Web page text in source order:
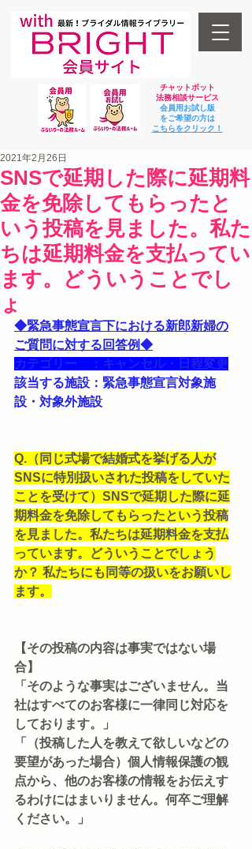
チャットボット
法務相談サービス
会員用お試し版
をご希望の方は
​こちらをクリック！
SNSで延期した際に延期料
金を免除してもらったと
いう投稿を見ました。私た
ちは延期料金を支払ってい
ます。どういうことでし
ょ
2021年2月26日
◆緊急事態宣言下における新郎新婦の
ご質問に対する回答例◆
カテゴリー　：キャンセル・日程変更
該当する施設：緊急事態宣言対象施
設・対象外施設
Q.（同じ式場で結婚式を挙げる人が
SNSに特別扱いされた投稿をしていた
ことを受けて）SNSで延期した際に延
期料金を免除してもらったという投稿
を見ました。私たちは延期料金を支払
っています。どういうことでしょう
か？ 私たちにも同等の扱いをお願いし
ます。
【その投稿の内容は事実ではない場
合】
「そのような事実はございません。当
社はすべてのお客様に一律同じ対応を
しております。」
「（投稿した人を教えて欲しいなどの
要望があった場合）個人情報保護の観
点から、他のお客様の情報をお伝えす
るわけにはまいりません。何卒ご理解
ください。」